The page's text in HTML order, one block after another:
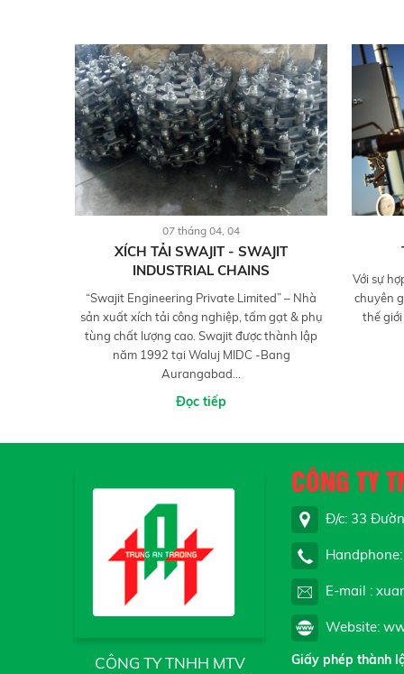
07 tháng 04, 04
XÍCH TẢI SWAJIT - SWAJIT
INDUSTRIAL CHAINS
“Swajit Engineering Private Limited” – Nhà
sản xuất xích tải công nghiệp, tấm gạt & phụ
tùng chất lượng cao. Swajit được thành lập
năm 1992 tại Waluj MIDC -Bang
Aurangabad...
Đọc tiếp
Với sự
chuyên
thế
CÔNG TY TNHH MTV
CÔNG TY
Đ/c: 33
E-mail :
Website:
Giấy phép thành